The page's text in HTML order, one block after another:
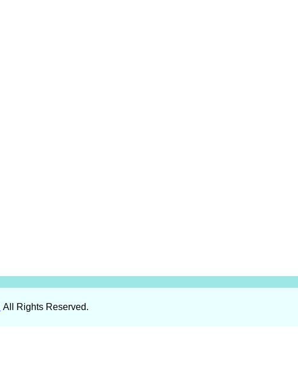
All Rights Reserved.